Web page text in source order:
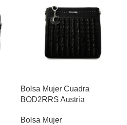
Bolsa Mujer Cuadra
BOD2RRS Austria
Bolsa Mujer